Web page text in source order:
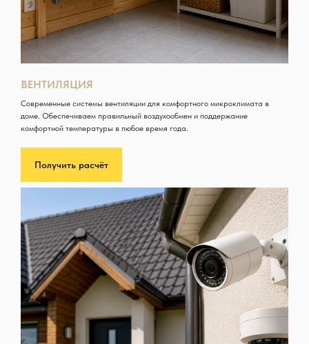
ВЕНТИЛЯЦИЯ
Современные системы вентиляции для комфортного микроклимата в
доме. Обеспечиваем правильный воздухообмен и поддержание
комфортной температуры в любое время года.
Получить расчёт